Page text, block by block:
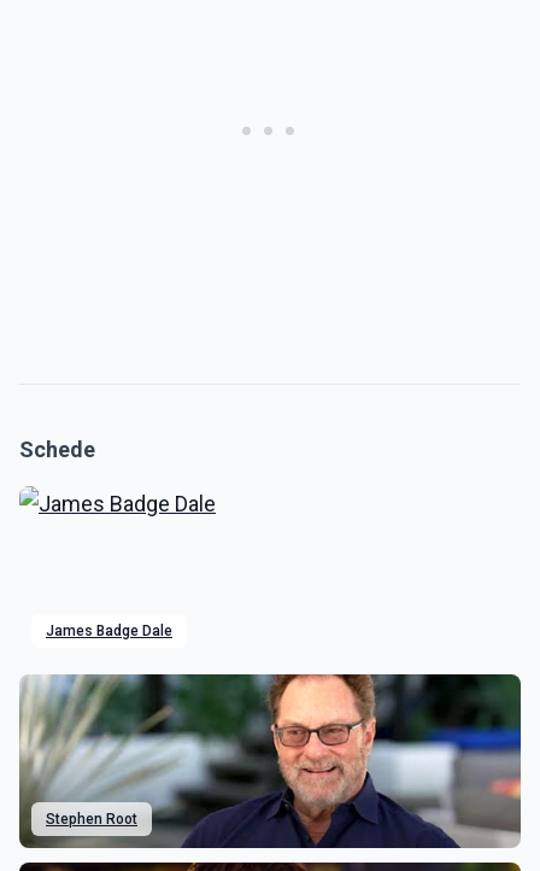
Schede
James Badge Dale
Stephen Root